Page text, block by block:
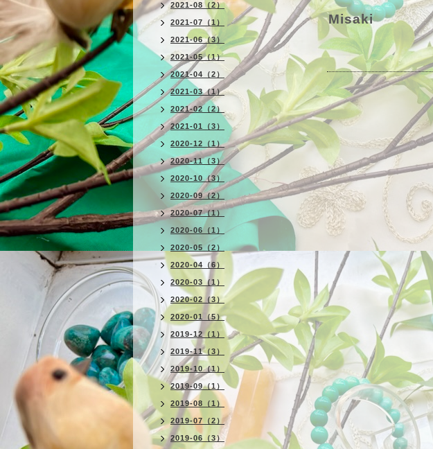
Misaki
2021-08（2）
2021-07（1）
2021-06（3）
2021-05（1）
2021-04（2）
2021-03（1）
2021-02（2）
2021-01（3）
2020-12（1）
2020-11（3）
2020-10（3）
2020-09（2）
2020-07（1）
2020-06（1）
2020-05（2）
2020-04（6）
2020-03（1）
2020-02（3）
2020-01（5）
2019-12（1）
2019-11（3）
2019-10（1）
2019-09（1）
2019-08（1）
2019-07（2）
2019-06（3）